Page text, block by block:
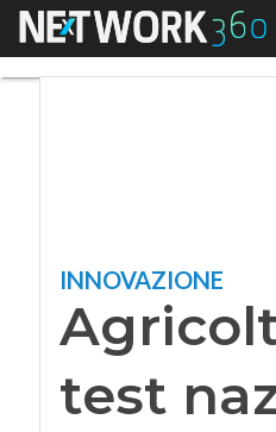
Menu
INNOVAZIONE
test